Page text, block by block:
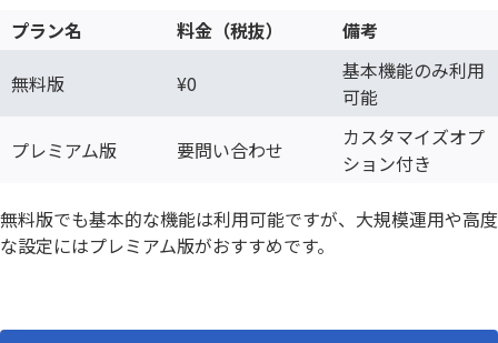
プラン名 料金（税抜）
備考
無料版
¥0
基本機能のみ利用
可能
プレミアム版
要問い合わせ
カスタマイズオプ
ション付き
無料版でも基本的な機能は利用可能ですが、大規模運用や高度
な設定にはプレミアム版がおすすめです。